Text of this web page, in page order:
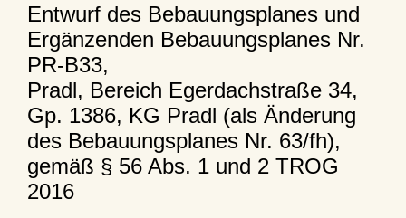
Entwurf des Bebauungsplanes und
Ergänzenden Bebauungsplanes Nr.
PR-B33,
Pradl, Bereich Egerdachstraße 34,
Gp. 1386, KG Pradl (als Änderung
des Bebauungsplanes Nr. 63/fh),
gemäß § 56 Abs. 1 und 2 TROG
2016